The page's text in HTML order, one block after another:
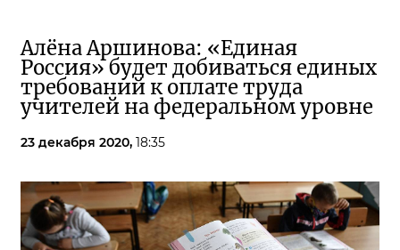
Алёна Аршинова: «Единая
Россия» будет добиваться единых
требований к оплате труда
учителей на федеральном уровне
23 декабря 2020, 18:35